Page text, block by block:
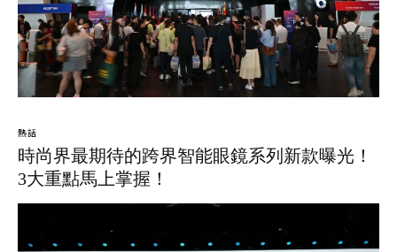
熱話
時尚界最期待的跨界智能眼鏡系列新款曝光！
3大重點馬上掌握！